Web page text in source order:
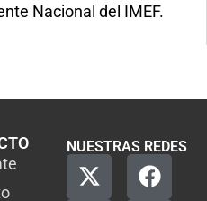
Nacional del IMEF.
NUESTRAS REDES